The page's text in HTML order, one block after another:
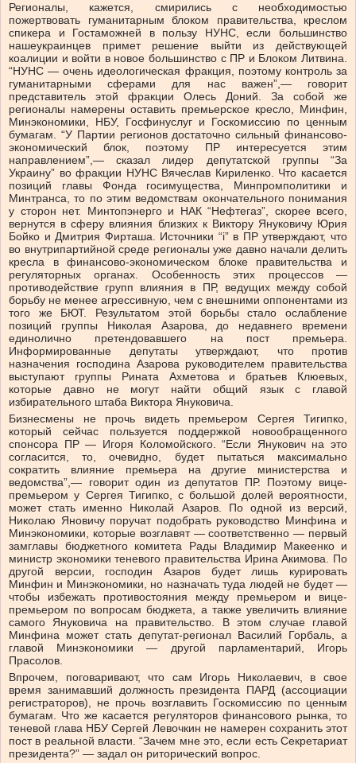
Регионалы, кажется, смирились с необходимостью
пожертвовать гуманитарным блоком правительства, креслом
спикера и Гостаможней в пользу НУНС, если большинство
нашеукраинцев примет решение выйти из действующей
коалиции и войти в новое большинство с ПР и Блоком Литвина.
“НУНС — очень идеологическая фракция, поэтому контроль за
гуманитарными сферами для нас важен”,— говорит
представитель этой фракции Олесь Доний. За собой же
регионалы намерены оставить премьерское кресло, Минфин,
Минэкономики, НБУ, Госфинуслуг и Госкомиссию по ценным
бумагам. “У Партии регионов достаточно сильный финансово-
экономический блок, поэтому ПР интересуется этим
направлением”,— сказал лидер депутатской группы “За
Украину” во фракции НУНС Вячеслав Кириленко. Что касается
позиций главы Фонда госимущества, Минпромполитики и
Минтранса, то по этим ведомствам окончательного понимания
у сторон нет. Минтопэнерго и НАК “Нефтегаз”, скорее всего,
вернутся в сферу влияния близких к Виктору Януковичу Юрия
Бойко и Дмитрия Фирташа. Источники “i” в ПР утверждают, что
во внутрипартийной среде регионалы уже давно начали делить
кресла в финансово-экономическом блоке правительства и
регуляторных органах. Особенность этих процессов —
противодействие групп влияния в ПР, ведущих между собой
борьбу не менее агрессивную, чем с внешними оппонентами из
того же БЮТ. Результатом этой борьбы стало ослабление
позиций группы Николая Азарова, до недавнего времени
единолично претендовавшего на пост премьера.
Информированные депутаты утверждают, что против
назначения господина Азарова руководителем правительства
выступают группы Рината Ахметова и братьев Клюевых,
которые давно не могут найти общий язык с главой
избирательного штаба Виктора Януковича.
Бизнесмены не прочь видеть премьером Сергея Тигипко,
который сейчас пользуется поддержкой новообращенного
спонсора ПР — Игоря Коломойского. “Если Янукович на это
согласится, то, очевидно, будет пытаться максимально
сократить влияние премьера на другие министерства и
ведомства”,— говорит один из депутатов ПР. Поэтому вице-
премьером у Сергея Тигипко, с большой долей вероятности,
может стать именно Николай Азаров. По одной из версий,
Николаю Яновичу поручат подобрать руководство Минфина и
Минэкономики, которые возглавят — соответственно — первый
замглавы бюджетного комитета Рады Владимир Макеенко и
министр экономики теневого правительства Ирина Акимова. По
другой версии, господин Азаров будет лишь курировать
Минфин и Минэкономики, но назначать туда людей не будет —
чтобы избежать противостояния между премьером и вице-
премьером по вопросам бюджета, а также увеличить влияние
самого Януковича на правительство. В этом случае главой
Минфина может стать депутат-регионал Василий Горбаль, а
главой Минэкономики — другой парламентарий, Игорь
Прасолов.
Впрочем, поговаривают, что сам Игорь Николаевич, в свое
время занимавший должность президента ПАРД (ассоциации
регистраторов), не прочь возглавить Госкомиссию по ценным
бумагам. Что же касается регуляторов финансового рынка, то
теневой глава НБУ Сергей Левочкин не намерен сохранить этот
пост в реальной власти. “Зачем мне это, если есть Секретариат
президента?” — задал он риторический вопрос.